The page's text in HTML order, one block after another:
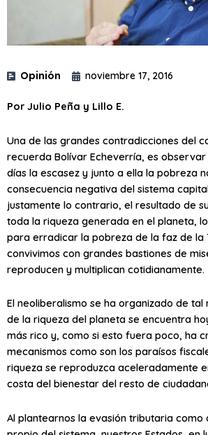
Opinión noviembre 17, 2016
Por Julio Peña y Lillo E.
Una de las grandes contradicciones del
recuerda Bolívar Echeverría, es
días la escasez y junto a ella la pobreza
consecuencia negativa del sistema
justamente lo contrario, el resultado de
toda la riqueza generada en el planeta,
para erradicar la pobreza de la faz de la
convivimos con grandes bastiones de
reproducen y multiplican cotidianamente.
El neoliberalismo se ha organizado de
de la riqueza del planeta se encuentra
más rico y, como si esto fuera poco, ha
mecanismos como son los paraísos
riqueza se reproduzca aceleradamente
costa del bienestar del resto de
Al plantearnos la evasión tributaria como